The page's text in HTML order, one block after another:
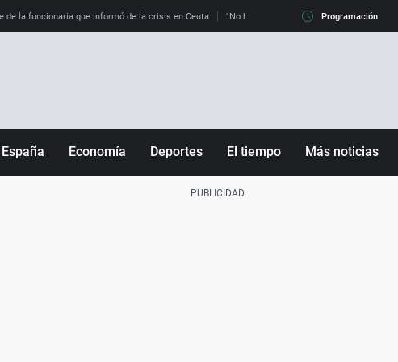
de la funcionaria que informó de la crisis en Ceuta "No hay mafias, que no nos engañen":
Programación
España Economía Deportes El tiempo Más noticias